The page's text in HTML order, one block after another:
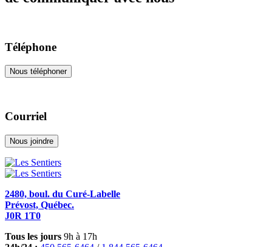
Téléphone
Nous téléphoner
Courriel
Nous joindre
2480, boul. du Curé-Labelle
Prévost, Québec.
J0R 1T0
Tous les jours 9h à 17h